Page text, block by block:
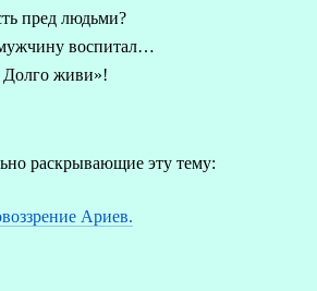
пред людьми?
воспитал…
Долго живи»!
раскрывающие эту тему:
Ариев.